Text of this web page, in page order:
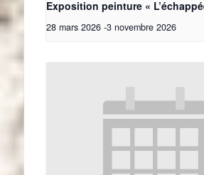
Exposition peinture «
28 mars 2026 -3 novembre 2026